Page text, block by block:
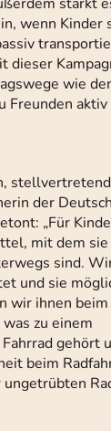
wenn Kinder
dieser
wie
Freunden
der
„Für
mit dem sie
sind.
und sie
wir ihnen beim
was zu einem
gehört
beim